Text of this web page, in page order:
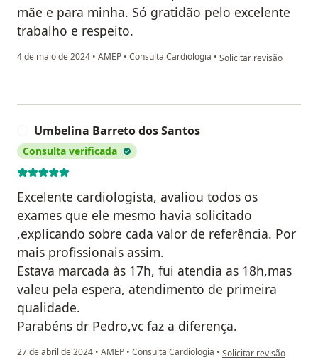
mãe e para minha. Só gratidão pelo excelente
trabalho e respeito.
4 de maio de 2024 • AMEP • Consulta Cardiologia • na opinião do utilizador
Solicitar revisão
Umbelina Barreto dos Santos
Consulta verificada
Excelente cardiologista, avaliou todos os
exames que ele mesmo havia solicitado
,explicando sobre cada valor de referência. Por
mais profissionais assim.
Estava marcada às 17h, fui atendia as 18h,mas
valeu pela espera, atendimento de primeira
qualidade.
Parabéns dr Pedro,vc faz a diferença.
27 de abril de 2024 • AMEP • Consulta Cardiologia • na opinião do utilizador
Solicitar revisão